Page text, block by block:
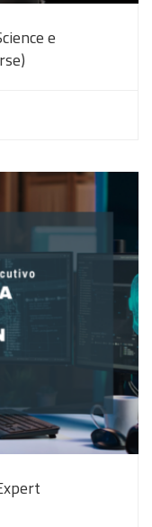
e